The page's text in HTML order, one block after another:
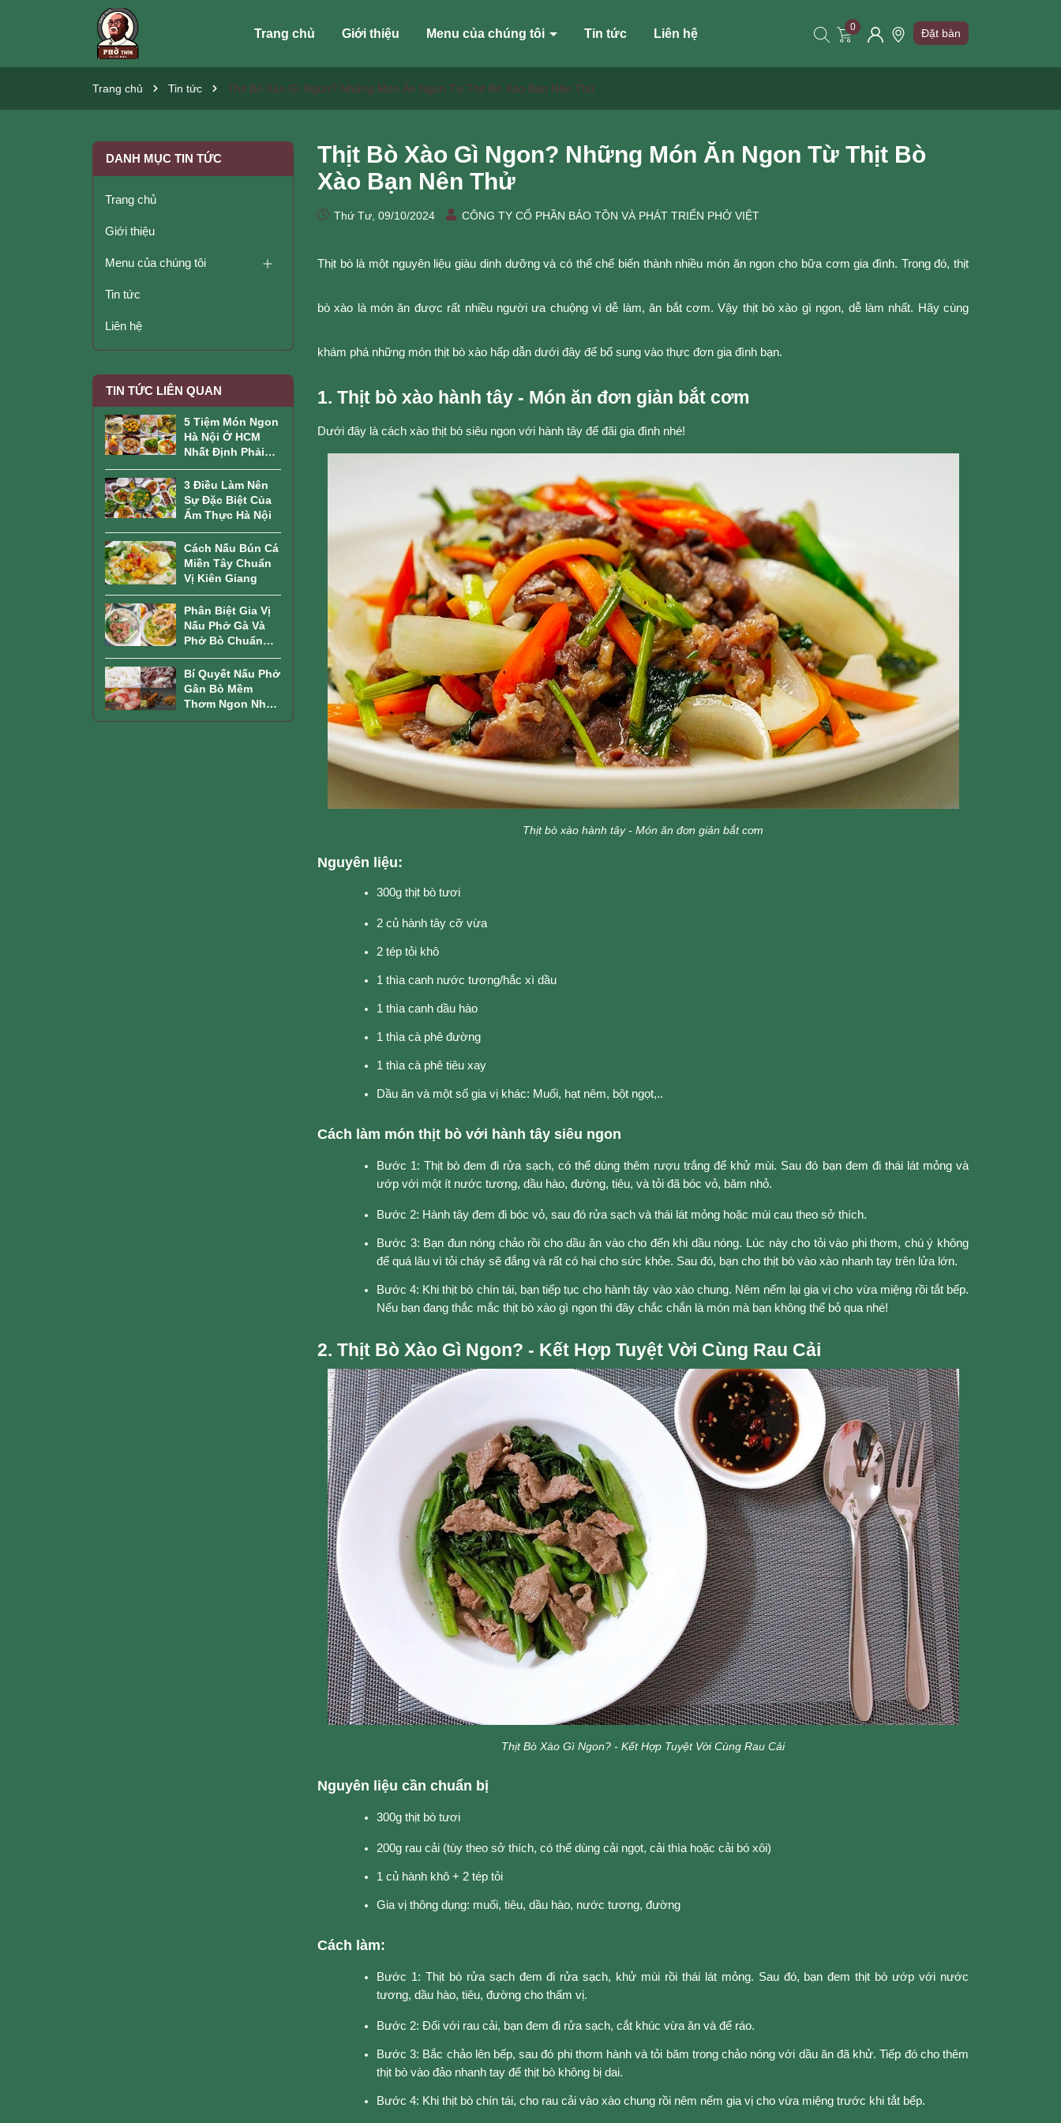
Trang chủ Giới thiệu Menu của chúng tôi Tin tức Liên hệ 0 Đặt bàn
Trang chủ Tin tức Thịt Bò Xào Gì Ngon? Những Món Ăn Ngon Từ Thịt Bò Xào Bạn Nên Thử
Thịt Bò Xào Gì Ngon? Những Món Ăn Ngon Từ Thịt Bò
Xào Bạn Nên Thử
Thứ Tư, 09/10/2024 CÔNG TY CỔ PHẦN BẢO TỒN VÀ PHÁT TRIỂN PHỞ VIỆT
Thịt bò là một nguyên liệu giàu dinh dưỡng và có thể chế biến thành nhiều món ăn ngon cho bữa cơm gia đình. Trong đó, thịt
bò xào là món ăn được rất nhiều người ưa chuộng vì dễ làm, ăn bắt cơm. Vậy thịt bò xào gì ngon, dễ làm nhất. Hãy cùng
khám phá những món thịt bò xào hấp dẫn dưới đây để bổ sung vào thực đơn gia đình bạn.
1. Thịt bò xào hành tây - Món ăn đơn giản bắt cơm
Dưới đây là cách xào thịt bò siêu ngon với hành tây để đãi gia đình nhé!
Thịt bò xào hành tây - Món ăn đơn giản bắt cơm
Nguyên liệu:
300g thịt bò tươi
2 củ hành tây cỡ vừa
2 tép tỏi khô
1 thìa canh nước tương/hắc xì dầu
1 thìa canh dầu hào
1 thìa cà phê đường
1 thìa cà phê tiêu xay
Dầu ăn và một số gia vị khác: Muối, hạt nêm, bột ngọt,..
Cách làm món thịt bò với hành tây siêu ngon
Bước 1: Thịt bò đem đi rửa sạch, có thể dùng thêm rượu trắng để khử mùi. Sau đó bạn đem đi thái lát mỏng và
ướp với một ít nước tương, dầu hào, đường, tiêu, và tỏi đã bóc vỏ, băm nhỏ.
Bước 2: Hành tây đem đi bóc vỏ, sau đó rửa sạch và thái lát mỏng hoặc múi cau theo sở thích.
Bước 3: Bạn đun nóng chảo rồi cho dầu ăn vào cho đến khi dầu nóng. Lúc này cho tỏi vào phi thơm, chú ý không
để quá lâu vì tỏi cháy sẽ đắng và rất có hại cho sức khỏe. Sau đó, bạn cho thịt bò vào xào nhanh tay trên lửa lớn.
Bước 4: Khi thịt bò chín tái, bạn tiếp tục cho hành tây vào xào chung. Nêm nếm lại gia vị cho vừa miệng rồi tắt bếp.
Nếu bạn đang thắc mắc thịt bò xào gì ngon thì đây chắc chắn là món mà bạn không thể bỏ qua nhé!
2. Thịt Bò Xào Gì Ngon? - Kết Hợp Tuyệt Vời Cùng Rau Cải
Thịt Bò Xào Gì Ngon? - Kết Hợp Tuyệt Vời Cùng Rau Cải
Nguyên liệu cần chuẩn bị
300g thịt bò tươi
200g rau cải (tùy theo sở thích, có thể dùng cải ngọt, cải thìa hoặc cải bó xôi)
1 củ hành khô + 2 tép tỏi
Gia vị thông dụng: muối, tiêu, dầu hào, nước tương, đường
Cách làm:
Bước 1: Thịt bò rửa sạch đem đi rửa sạch, khử mùi rồi thái lát mỏng. Sau đó, bạn đem thịt bò ướp với nước
tương, dầu hào, tiêu, đường cho thấm vị.
Bước 2: Đối với rau cải, bạn đem đi rửa sạch, cắt khúc vừa ăn và để ráo.
Bước 3: Bắc chảo lên bếp, sau đó phi thơm hành và tỏi băm trong chảo nóng với dầu ăn đã khử. Tiếp đó cho thêm
thịt bò vào đảo nhanh tay để thịt bò không bị dai.
Bước 4: Khi thịt bò chín tái, cho rau cải vào xào chung rồi nêm nếm gia vị cho vừa miệng trước khi tắt bếp.
DANH MỤC TIN TỨC
Trang chủ
Giới thiệu
Menu của chúng tôi
Tin tức
Liên hệ
TIN TỨC LIÊN QUAN
5 Tiệm Món Ngon
Hà Nội Ở HCM
Nhất Định Phải
Thử
3 Điều Làm Nên
Sự Đặc Biệt Của
Ẩm Thực Hà Nội
Cách Nấu Bún Cá
Miền Tây Chuẩn
Vị Kiên Giang
Phân Biệt Gia Vị
Nấu Phở Gà Và
Phở Bò Chuẩn
Nhất
Bí Quyết Nấu Phở
Gân Bò Mềm
Thơm Ngon Như
Ngoài Tiệm